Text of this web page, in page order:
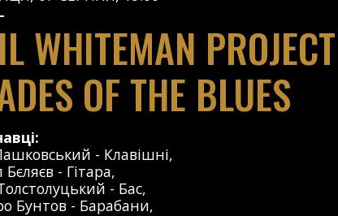
WHITEMAN
OF THE BLUES
- Клавішні,
- Гітара,
- Бас,
Бунтов - Барабани,